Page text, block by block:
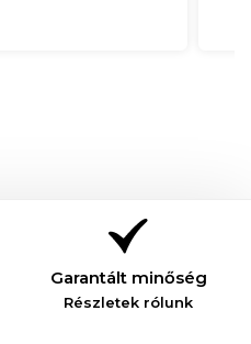
Garantált minőség
Részletek rólunk